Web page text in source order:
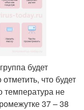
будет
что будет
температура не
37 – 38